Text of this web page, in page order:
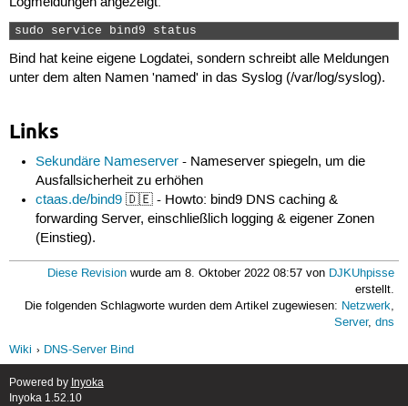
sudo service bind9 status
Bind hat keine eigene Logdatei, sondern schreibt alle Meldungen
unter dem alten Namen 'named' in das Syslog (/var/log/syslog).
Links
Sekundäre Nameserver - Nameserver spiegeln, um die
Ausfallsicherheit zu erhöhen
ctaas.de/bind9 🇩🇪 - Howto: bind9 DNS caching &
forwarding Server, einschließlich logging & eigener Zonen
(Einstieg).
Diese Revision wurde am 8. Oktober 2022 08:57 von DJKUhpisse
erstellt.
Die folgenden Schlagworte wurden dem Artikel zugewiesen: Netzwerk,
Server,dns
Wiki
DNS-Server Bind
Powered by Inyoka
Inyoka 1.52.10